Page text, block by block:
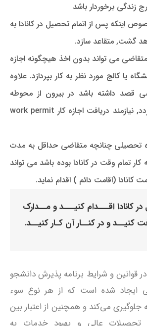
زندگی برخوردار باشد
اینکه پس از اتمام تحصیل در کانادا به
گشت, متقاعد سازد.
می تواند بدون اخذ هیچگونه اجازه
یا کالج مورد نظر به کار بپردازد. علاوه
قصد داشته باشد در بیرون از محوطه
مشغول به کار گردد, نیازمند دریافت اجازه کار work permit
تحصیلی چنانچه متقاضی حداقل به مدت
تمام وقت در کانادا بوده باشد می تواند
کانادا (اقامت دائم ) اقدام نماید.
کانادا اقـــدام کنیـــد و مــدارک
کنیــد و در کنــار آن کـار کنیــد.
تاریخ ۱ ژون ۲۰۱۴ در قوانین و شرایط برنامه پذیرش دانشجو
ایجاد شده است که از هر نوع سوء
جلوگیری می‌کند و همچنین از اعتبار بین